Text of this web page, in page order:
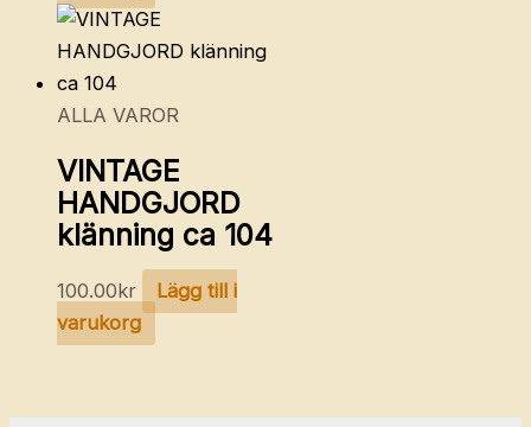
ALLA VAROR
VINTAGE
HANDGJORD
klänning ca 104
100.00kr
Lägg till i
varukorg